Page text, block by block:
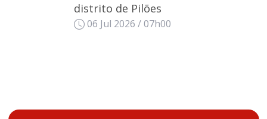
distrito de Pilões
06 Jul 2026 / 07h00